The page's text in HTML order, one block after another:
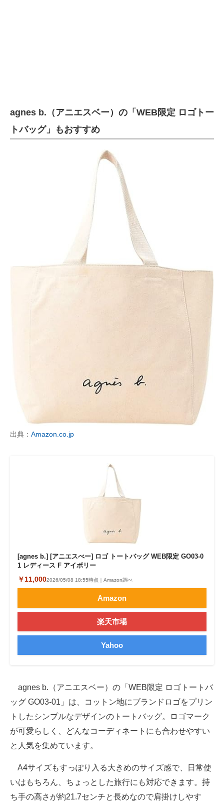
agnes b.（アニエスベー）の「WEB限定 ロゴトー
トバッグ」もおすすめ
出典： Amazon.co.jp
[agnes b.] [アニエスべー] ロゴ トートバッグ WEB限定 GO03‐0
1 レディース F アイボリー
￥11,0002026/05/08 18:55時点｜Amazon調べ
Amazon
楽天市場
Yahoo
agnes b.（アニエスベー）の「WEB限定 ロゴトートバ
ッグ GO03‐01」は、コットン地にブランドロゴをプリン
トしたシンプルなデザインのトートバッグ。ロゴマーク
が可愛らしく、どんなコーディネートにも合わせやすい
と人気を集めています。
A4サイズもすっぽり入る大きめのサイズ感で、日常使
いはもちろん、ちょっとした旅行にも対応できます。持
ち手の高さが約21.7センチと長めなので肩掛けしやす